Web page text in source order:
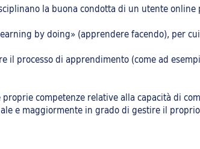
la buona condotta di un utente
by doing» (apprendere facendo), per
processo di apprendimento (come ad
competenze relative alla capacità di
e maggiormente in grado di gestire il